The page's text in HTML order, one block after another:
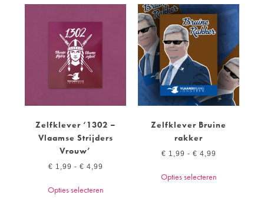
Zelfklever ‘1302 –
Vlaamse Strijders
Vrouw’
€ 1,99 - € 4,99
Opties selecteren
Zelfklever Bruine
rakker
€ 1,99 - € 4,99
Opties selecteren